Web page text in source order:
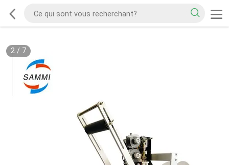
2/ 7